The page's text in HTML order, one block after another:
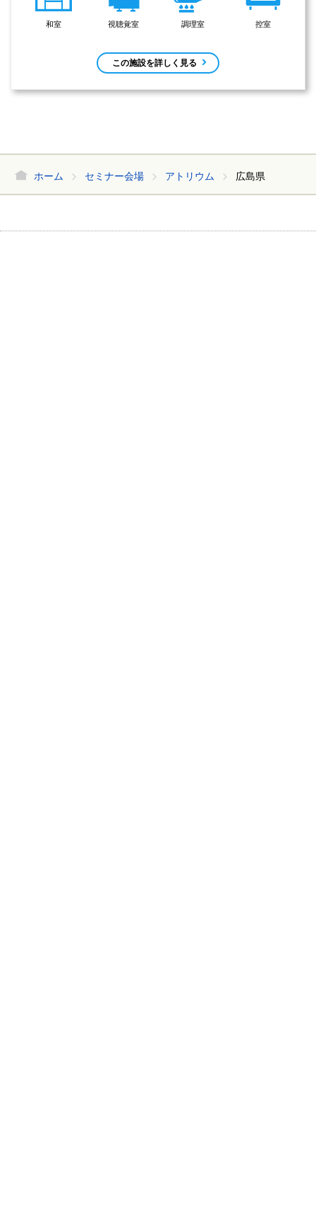
和室 視聴覚室 調理室 控室
この施設を詳しく見る
ホーム セミナー会場 アトリウム 広島県